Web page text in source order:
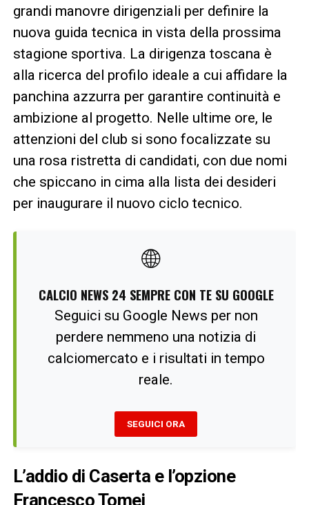
grandi manovre dirigenziali per definire la
nuova guida tecnica in vista della prossima
stagione sportiva. La dirigenza toscana è
alla ricerca del profilo ideale a cui affidare la
panchina azzurra per garantire continuità e
ambizione al progetto. Nelle ultime ore, le
attenzioni del club si sono focalizzate su
una rosa ristretta di candidati, con due nomi
che spiccano in cima alla lista dei desideri
per inaugurare il nuovo ciclo tecnico.
🌐
CALCIO NEWS 24 SEMPRE CON TE SU GOOGLE
Seguici su Google News per non
perdere nemmeno una notizia di
calciomercato e i risultati in tempo
reale.
SEGUICI ORA
L’addio di Caserta e l’opzione
Francesco Tomei